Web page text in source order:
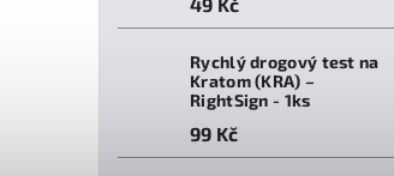
Rychlý drogový test na
Kratom (KRA) –
RightSign - 1ks
99 Kč